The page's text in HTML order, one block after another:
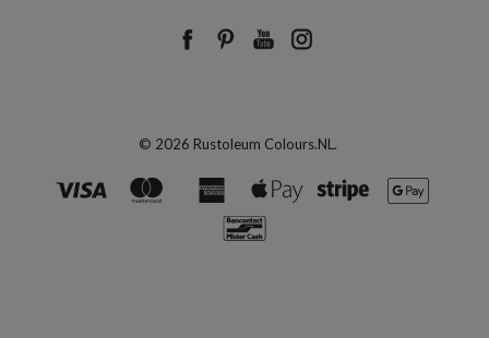
© 2026 Rustoleum Colours.NL.